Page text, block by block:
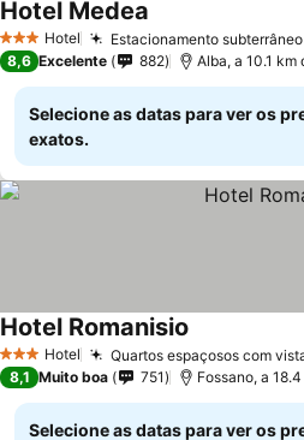
3 EstrelasHotel Estacionamento
Hotel Medea
8,6 Excelente 882 Alba, a 10.1 km
Selecione as datas para ver os
exatos.
3 EstrelasHotel Quartos espaçosos com
Hotel Romanisio
8,1 Muito boa 751 Fossano, a
Selecione as datas para ver os